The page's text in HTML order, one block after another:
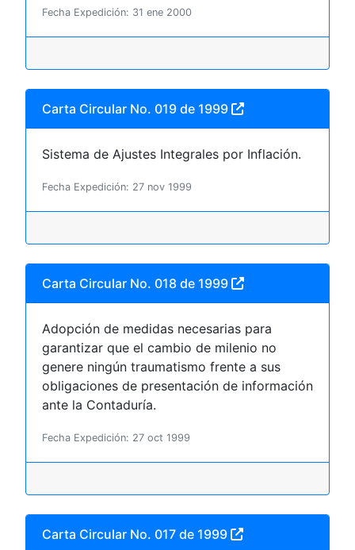
Fecha Expedición: 31 ene 2000
Carta Circular No. 019 de 1999
Sistema de Ajustes Integrales por Inflación.
Fecha Expedición: 27 nov 1999
Carta Circular No. 018 de 1999
Adopción de medidas necesarias para
garantizar que el cambio de milenio no
genere ningún traumatismo frente a sus
obligaciones de presentación de información
ante la Contaduría.
Fecha Expedición: 27 oct 1999
Carta Circular No. 017 de 1999